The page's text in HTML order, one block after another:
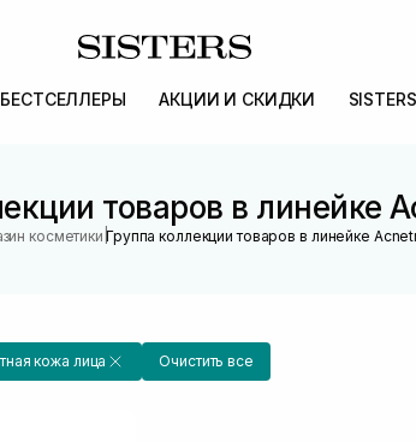
БЕСТСЕЛЛЕРЫ АКЦИИ И СКИДКИ
товаров в линейке
косметики |Группа коллекции товаров в линейке
кожа лица Очистить все